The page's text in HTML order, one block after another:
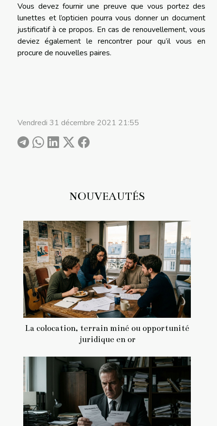
NOUVEAUTÉS
La colocation, terrain miné ou opportunité
juridique en or
Vous devez fournir une preuve que vous portez des
lunettes et l’opticien pourra vous donner un document
justificatif à ce propos. En cas de renouvellement, vous
deviez également le rencontrer pour qu’il vous en
procure de nouvelles paires.
Vendredi 31 décembre 2021 21:55